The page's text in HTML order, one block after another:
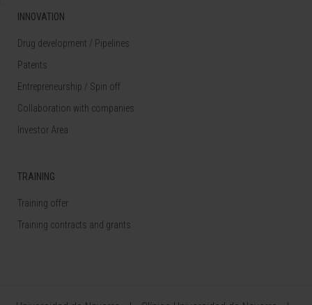
INNOVATION
Drug development / Pipelines
Patents
Entrepreneurship / Spin off
Collaboration with companies
Investor Area
TRAINING
Training offer
Training contracts and grants